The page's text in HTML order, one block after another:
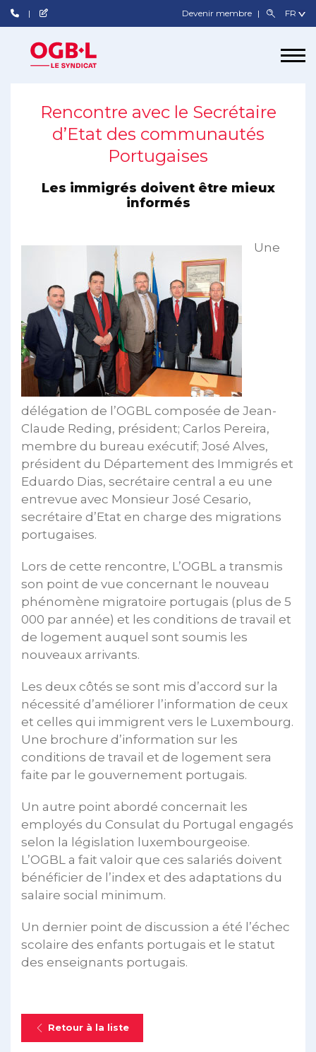
Devenir membre
Rencontre avec le Secrétaire
d’Etat des communautés
Portugaises
Les immigrés doivent être mieux
informés
Une
délégation de l’OGBL composée de Jean-
Claude Reding, président; Carlos Pereira,
membre du bureau exécutif; José Alves,
président du Département des Immigrés et
Eduardo Dias, secrétaire central a eu une
entrevue avec Monsieur José Cesario,
secrétaire d’Etat en charge des migrations
portugaises.
Lors de cette rencontre, L’OGBL a transmis
son point de vue concernant le nouveau
phénomène migratoire portugais (plus de 5
000 par année) et les conditions de travail et
de logement auquel sont soumis les
nouveaux arrivants.
Les deux côtés se sont mis d’accord sur la
nécessité d’améliorer l’information de ceux
et celles qui immigrent vers le Luxembourg.
Une brochure d’information sur les
conditions de travail et de logement sera
faite par le gouvernement portugais.
Un autre point abordé concernait les
employés du Consulat du Portugal engagés
selon la législation luxembourgeoise.
L’OGBL a fait valoir que ces salariés doivent
bénéficier de l’index et des adaptations du
salaire social minimum.
Un dernier point de discussion a été l’échec
scolaire des enfants portugais et le statut
des enseignants portugais.
Retour à la liste